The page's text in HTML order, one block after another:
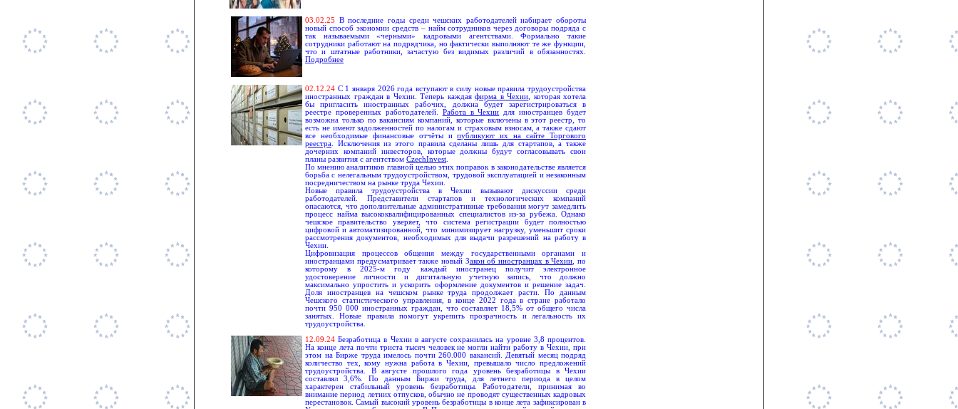
03. 02. 25 В последние годы среди чешских работодателей набирает обороты
новый способ экономии средств – найм сотрудников через договоры подряда с
так называемыми «черными» кадровыми агентствами. Формально такие
сотрудники работают на подрядчика, но фактически выполняют те же функции,
что и штатные работники, зачастую без видимых различий в обязанностях.
Подробнее
02.12. 24 С 1 января 2026 года вступают в силу новые правила трудоустройства
иностранных граждан в Чехии. Теперь каждая фирма в Чехии , которая хотела
бы пригласить иностранных рабочих, должна будет зарегистрироваться в
реестре проверенных работодателей. Работа в Чехии для иностранцев будет
возможна только по вакансиям компаний, которые включены в этот реестр, то
есть не имеют задолженностей по налогам и страховым взносам, а также сдают
все необходимые финансовые отчёты ипубликуют их на сайте Торгового
реестра . Исключения из этого правила сделаны лишь для стартапов, а также
дочерних компаний инвесторов, которые должны будут согласовывать свои
планы развития с агентством CzechInvest
По мнению аналитиков главной целью этих поправок в законодательстве является
борьба с нелегальным трудоустройством, трудовой эксплуатацией и незаконным
посредничеством на рынке труда Чехии.
Новые правила трудоустройства в Чехии вызывают дискуссии среди
работодателей. Представители стартапов и технологических компаний
опасаются, что дополнительные административные требования могут замедлить
процесс найма высококвалифицированных специалистов из-за рубежа. Однако
чешское правительство уверяет, что система регистрации будет полностью
цифровой и автоматизированной, что минимизирует нагрузку, уменьшит сроки
рассмотрения документов, необходимых для выдачи разрешений на работу в
Чехии.
Цифровизация процессов общения между государственными органами и
иностранцами предусматривает также новый Закон об иностранцах в Чехии , по
которому в 2025-м году каждый иностранец получит электронное
удостоверение личности и дигитальную учетную запись, что должно
максимально упростить и ускорить оформление документов и решение задач.
Доля иностранцев на чешском рынке труда продолжает расти. По данным
Чешского статистического управления, в конце 2022 года в стране работало
почти 950 000 иностранных граждан, что составляет 18,5% от общего числа
занятых. Новые правила помогут укрепить прозрачность и легальность их
трудоустройства.
1 2. 09. 24Безработица в Чехии в августе сохранилась на уровне 3,8 процентов.
На конце лета почти триста тысяч человек не могли найти работу в Чехии, при
этом на Бирже труда имелось почти 260.000 вакансий. Девятый месяц подряд
количество тех, кому нужна работа в Чехии, превышало число предложений
трудоустройства. В августе прошлого года уровень безработицы в Чехии
составлял 3,6%. По данным Биржи труда, для летнего периода в целом
характерен стабильный уровень безработицы. Работодатели, принимая во
внимание период летних отпусков, обычно не проводят существенных кадровых
перестановок. Самый высокий уровень безработицы в конце лета зафиксирован в